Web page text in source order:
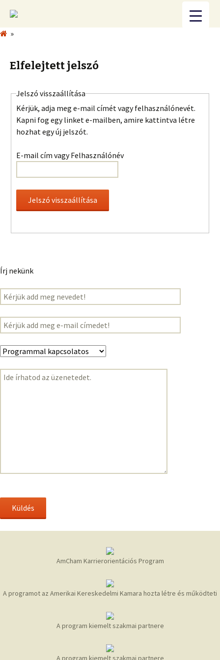
»
Elfelejtett jelszó
Jelszó visszaállítása
Kérjük, adja meg e-mail címét vagy felhasználónevét.
Kapni fog egy linket e-mailben, amire kattintva létre
hozhat egy új jelszót.
E-mail cím vagy Felhasználónév
Jelszó visszaállítása
Írj nekünk
AmCham Karrierorientációs Program
A programot az Amerikai Kereskedelmi Kamara hozta létre és működteti
A program kiemelt szakmai partnere
A program kiemelt szakmai partnere